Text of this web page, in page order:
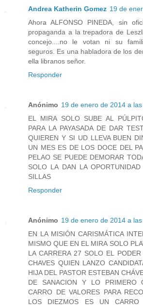
Andrea Katherin Gomez 19 de
Ahora ALFONSO PINEDA, sin
propaganda a la trepadora de
concejo....no le votan ni su
seguros. Es una habladora de los
ella libranos señor.
Responder
Anónimo 19 de enero de 2014 a
EL MIRA SOLO SUBE AL
PARA LA PAYASADA DE DAR
QUIEREN Y SI UD LLEVA BUEN
UN MES ES DE LOS DOCE DEL
PELAO SE PUEDE DEMORAR
SOLO LA DAN LA
SILLAS
Responder
Anónimo 19 de enero de 2014 a
EN LA MISIÓN CARISMÁTICA
MISMO QUE EN EL MIRA SOLO
LA CARRERA 27 SOLO EL
CHAVES QUIEN LANZO
HIJA DEL PASTOR ESTEBAN
DE SANACION Y LO PRIMERO
CARRO DE VALORES PARA
LOS DIEZMOS ES UN CARRO